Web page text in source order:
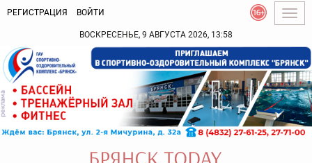
РЕГИСТРАЦИЯ ВОЙТИ
ВОСКРЕСЕНЬЕ, 9 АВГУСТА 2026, 13:58